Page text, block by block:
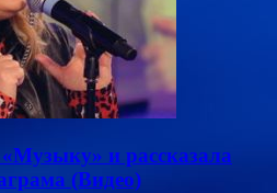
и рассказала
(Видео)